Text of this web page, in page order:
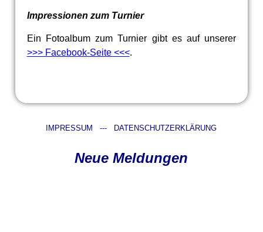
Impressionen zum Turnier
Ein Fotoalbum zum Turnier gibt es auf unserer
>>> Facebook-Seite <<<.
IMPRESSUM --- DATENSCHUTZERKLÄRUNG
Neue Meldungen